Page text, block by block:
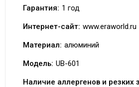
Гарантия: 1 год
Интернет-сайт: www.eraworld.ru
Материал: алюминий
Модель: UB-601
Наличие аллергенов и резких